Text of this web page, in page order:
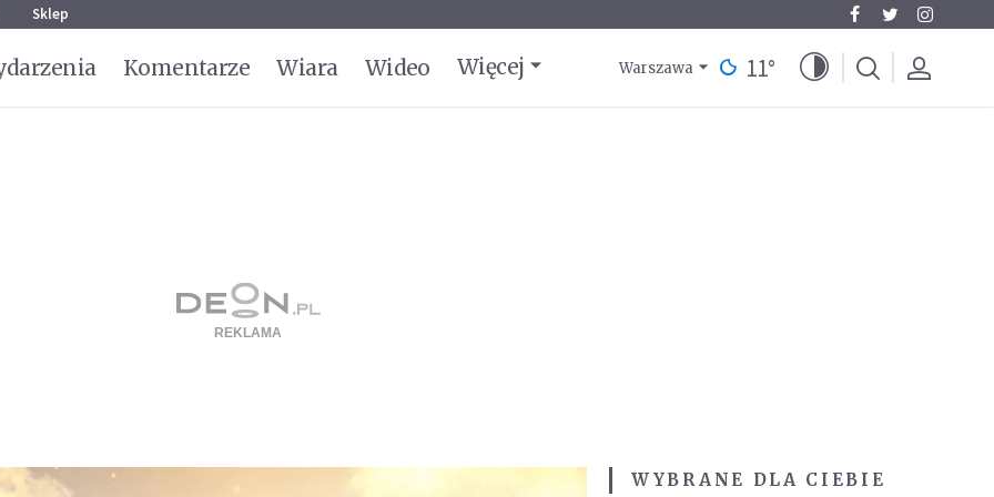
Sklep
Komentarze Wiara Wideo Więcej Warszawa 11°
WYBRANE DLA CIEBIE